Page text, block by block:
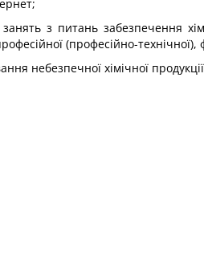
з питань забезпечення
(професійно-
небезпечної хімічної